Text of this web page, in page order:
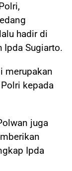
hadir di
Ipda Sugiarto.
merupakan
kepada
juga
Ipda